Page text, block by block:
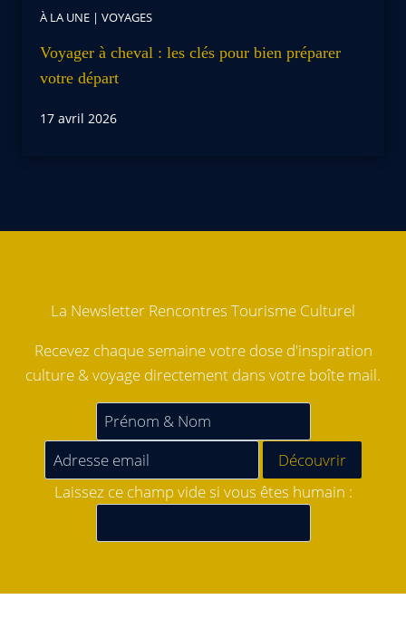
À LA UNE | VOYAGES
Voyager à cheval : les clés pour bien préparer
votre départ
17 avril 2026
La Newsletter Rencontres Tourisme Culturel
Recevez chaque semaine votre dose d'inspiration
culture & voyage directement dans votre boîte mail.
Laissez ce champ vide si vous êtes humain :